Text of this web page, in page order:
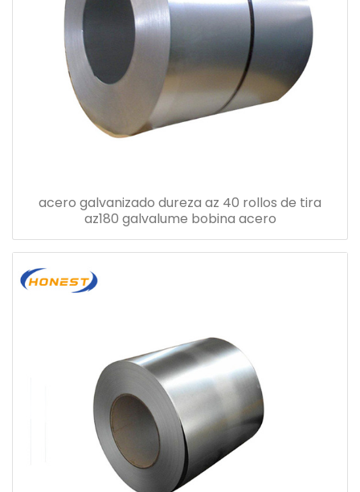
acero galvanizado dureza az 40 rollos de tira
az180 galvalume bobina acero